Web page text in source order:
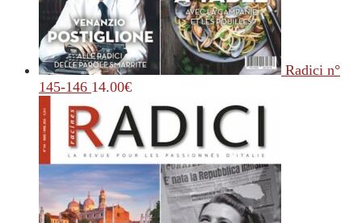
Radici n°
145-146 14.00€